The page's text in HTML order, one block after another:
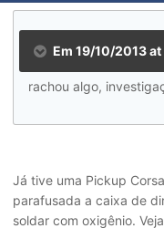
Em 19/10/2013
rachou algo,
Já tive uma Pickup
parafusada a caixa de
soldar com oxigênio.